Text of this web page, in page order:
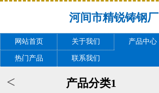
河间市精锐铸钢厂
网站首页 关于我们 产品中心
热门产品 联系我们
< 产品分类1